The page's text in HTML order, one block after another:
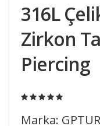
316L
Zirkon
Piercing
Marka: